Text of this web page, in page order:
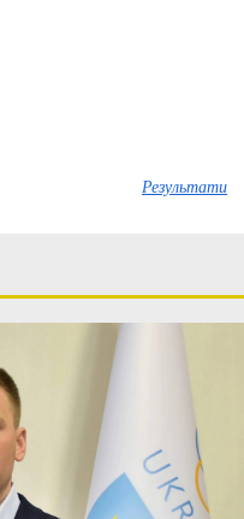
Результати